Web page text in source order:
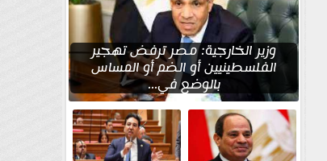
وزير الخارجية: مصر ترفض تهجير
الفلسطينيين أو الضم أو المساس
بالوضع في...